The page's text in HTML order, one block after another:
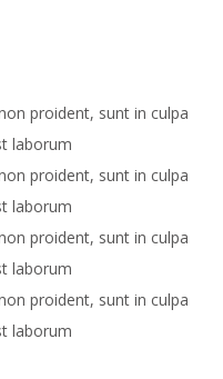
proident, sunt in culpa
laborum
proident, sunt in culpa
laborum
proident, sunt in culpa
laborum
proident, sunt in culpa
laborum